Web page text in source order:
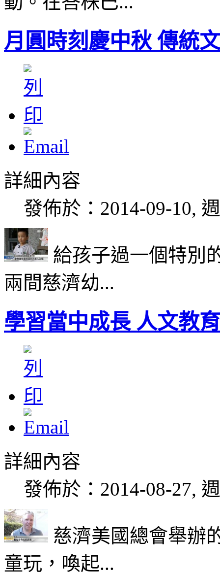
月圓時刻慶中秋 傳統
詳細內容
發佈於：2014-09-10,
給孩子過一個特別
兩間慈濟幼...
學習當中成長 人文教
詳細內容
發佈於：2014-08-27,
慈濟美國總會舉辦
童玩，喚起...